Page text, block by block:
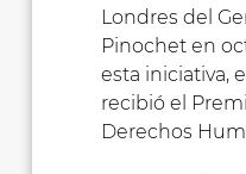
Londres del
Pinochet en
esta iniciativa,
recibió el
Derechos